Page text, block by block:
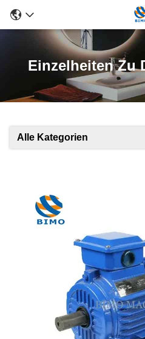
Einzelheiten Zu
Alle Kategorien